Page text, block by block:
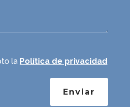
la Política de privacidad
Enviar